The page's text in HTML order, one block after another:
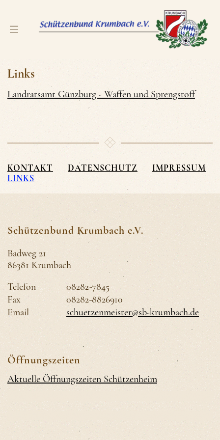
Links
Landratsamt Günzburg - Waffen und Sprengstoff
KONTAKT DATENSCHUTZ
IMPRESSUM
LINKS
Schützenbund Krumbach e.V.
Badweg 21
86381 Krumbach
Telefon
08282-7845
Fax
08282-8826910
Email
schuetzenmeister@sb-krumbach.de
Öffnungszeiten
Aktuelle Öffnungszeiten Schützenheim